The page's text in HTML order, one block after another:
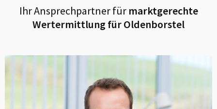
Ihr Ansprechpartner fürmarktgerechte
Wertermittlung fürOldenborstel